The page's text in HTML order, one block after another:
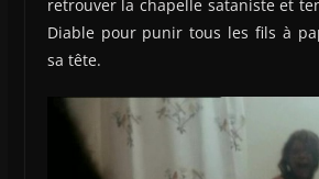
retrouver la chapelle sataniste et
Diable pour punir tous les fils à
sa tête.